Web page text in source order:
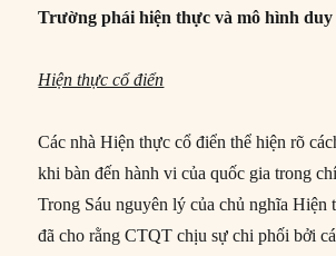
Trường phái hiện thực và mô hình duy
Hiện thực cổ điển
Các nhà Hiện thực cổ điển thể hiện rõ
khi bàn đến hành vi của quốc gia trong
Trong Sáu nguyên lý của chủ nghĩa Hiện
đã cho rằng CTQT chịu sự chi phối bởi